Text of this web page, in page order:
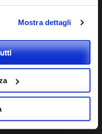
Mostra dettagli
Clicca sul